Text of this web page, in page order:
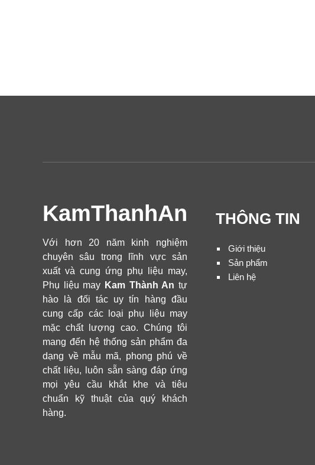
KamThanhAn
Với hơn 20 năm kinh nghiệm
chuyên sâu trong lĩnh vực sản
xuất và cung ứng phụ liệu may,
Phụ liệu may Kam Thành An tự
hào là đối tác uy tín hàng đầu
cung cấp các loại phụ liệu may
mặc chất lượng cao. Chúng tôi
mang đến hệ thống sản phẩm đa
dạng về mẫu mã, phong phú về
chất liệu, luôn sẵn sàng đáp ứng
mọi yêu cầu khắt khe và tiêu
chuẩn kỹ thuật của quý khách
hàng.
THÔNG TIN
Giới thiệu
Sản phẩm
Liên hệ